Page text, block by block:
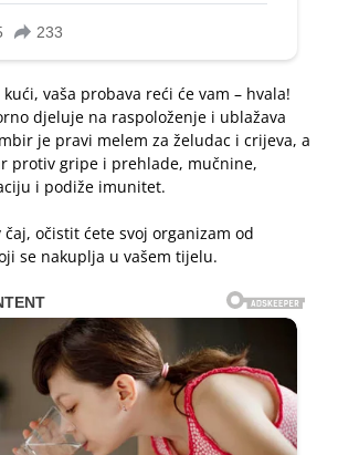
vaša probava reći će vam – hvala!
djeluje na raspoloženje i ublažava
je pravi melem za želudac i crijeva, a
protiv gripe i prehlade, mučnine,
i podiže imunitet.
očistit ćete svoj organizam od
se nakuplja u vašem tijelu.